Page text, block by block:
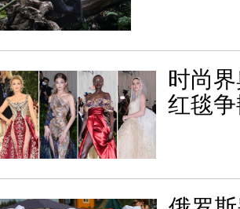
时尚
红毯